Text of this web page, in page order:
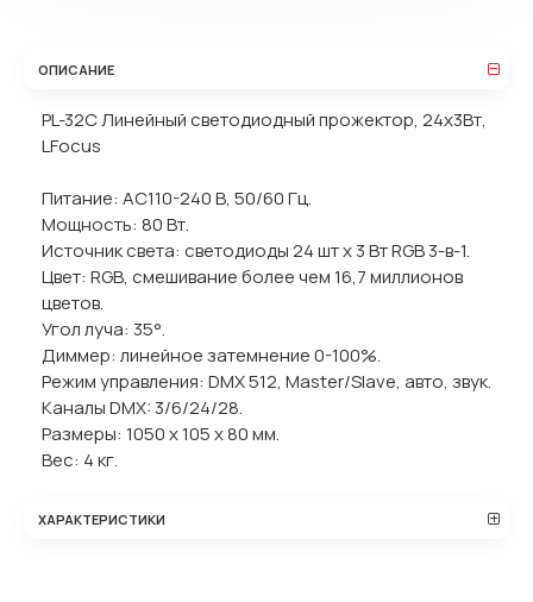
ОПИСАНИЕ
PL-32C Линейный светодиодный прожектор, 24х3Вт,
LFocus
Питание: AC110-240 В, 50/60 Гц.
Мощность: 80 Вт.
Источник света: светодиоды 24 шт х 3 Вт RGB 3-в-1.
Цвет: RGB, смешивание более чем 16,7 миллионов
цветов.
Угол луча: 35°.
Диммер: линейное затемнение 0-100%.
Режим управления: DMX 512, Master/Slave, авто, звук.
Каналы DMX: 3/6/24/28.
Размеры: 1050 х 105 х 80 мм.
Вес: 4 кг.
ХАРАКТЕРИСТИКИ